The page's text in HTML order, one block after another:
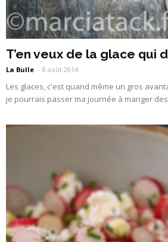
T’en veux de la glace qui
La Bulle - 8 août 2014
Les glaces, c'est quand même un gros
je pourrais passer ma journée à manger